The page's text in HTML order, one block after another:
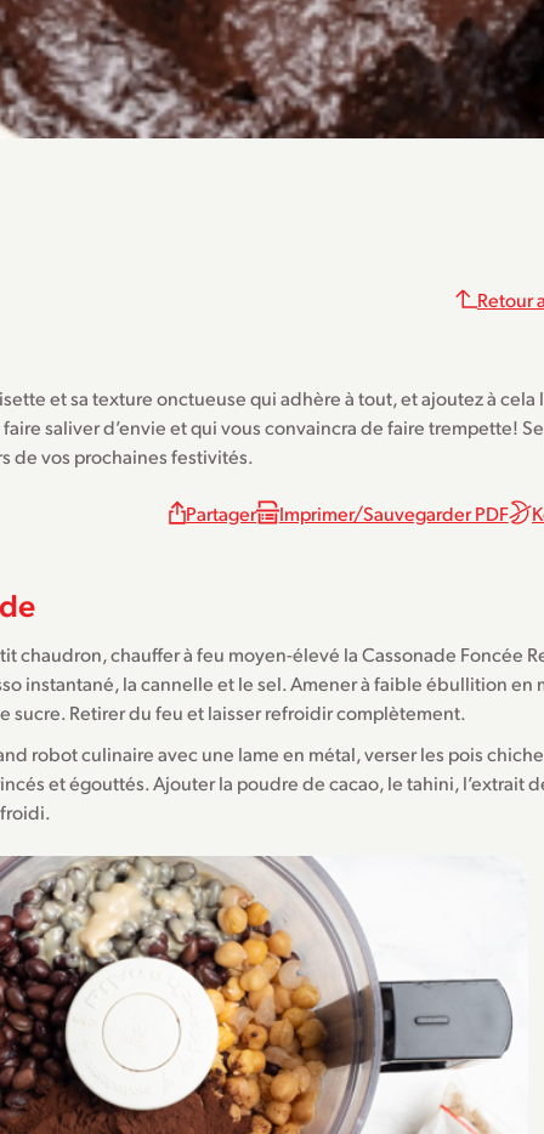
Retour
et sa texture onctueuse qui adhère à tout, et ajoutez à cela
saliver d’envie et qui vous convaincra de faire trempette!
de vos prochaines festivités.
Partager Imprimer/Sauvegarder PDF
chaudron, chauffer à feu moyen-élevé la Cassonade Foncée
instantané, la cannelle et le sel. Amener à faible ébullition en
sucre. Retirer du feu et laisser refroidir complètement.
robot culinaire avec une lame en métal, verser les pois
et égouttés. Ajouter la poudre de cacao, le tahini, l’extrait